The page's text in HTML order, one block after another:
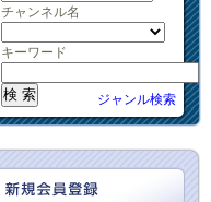
チャンネル名
キーワード
ジャンル検索